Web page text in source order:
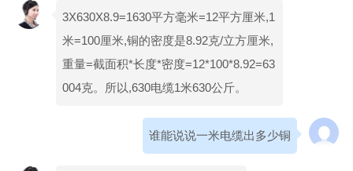
3X630X8.9=1630平方毫米=12平方厘米,1
米=100厘米,铜的密度是8.92克/立方厘米,
重量=截面积*长度*密度=12*100*8.92=63
004克。所以,630电缆1米630公斤。
谁能说说一米电缆出多少铜